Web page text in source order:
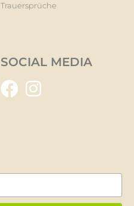
Trauersprüche
SOCIAL MEDIA